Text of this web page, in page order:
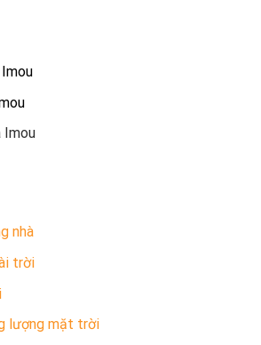
Imou
nhà
trời
lượng mặt trời